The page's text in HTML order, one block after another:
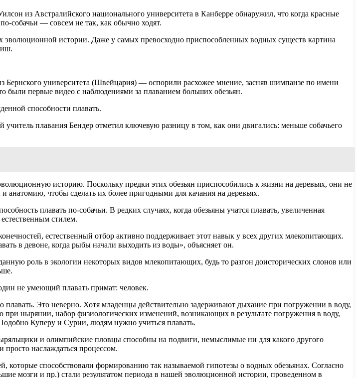
из Австралийского национального университета в Канберре обнаружил, что когда красные
собачьи — совсем не так, как обычно ходят.
истории. Даже у самых превосходно приспособленных водных существ картина
университета (Швейцария) — оспорили расхожее мнение, засняв шимпанзе по имени
были первые видео с наблюдениями за плаванием больших обезьян.
способности плавать.
плавания Бендер отметил ключевую разницу в том, как они двигались: меньше собачьего
историю. Поскольку предки этих обезьян приспособились к жизни на деревьях, они не
чтобы сделать их более пригодными для качания на деревьях.
плавать по-собачьи. В редких случаях, когда обезьяны учатся плавать, увеличенная
стилем.
естественный отбор активно поддерживает этот навык у всех других млекопитающих.
в девоне, когда рыбы начали выходить из воды», объясняет он.
роль в экологии некоторых видов млекопитающих, будь то разгон доисторических слонов или
не умеющий плавать примат: человек.
Это неверно. Хотя младенцы действительно задерживают дыхание при погружении в воду,
нырянии, набор физиологических изменений, возникающих в результате погружения в воду,
Куперу и Сурии, людям нужно учиться плавать.
и олимпийские пловцы способны на подвиги, немыслимые ни для какого другого
просто наслаждаться процессом.
которые способствовали формированию так называемой гипотезы о водных обезьянах. Согласно
мозги и пр.) стали результатом периода в нашей эволюционной истории, проведенном в